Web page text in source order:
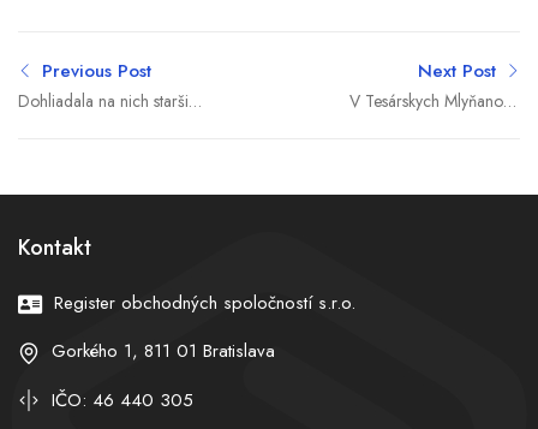
Previous Post
Dohliadala na nich staršia
Next Post
V Tesárskych Mlyňanoch
Kontakt
Register obchodných spoločností s.r.o.
Gorkého 1, 811 01 Bratislava
IČO: 46 440 305